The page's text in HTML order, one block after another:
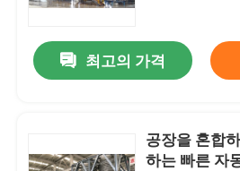
최고의 가격
공장을 혼합
하는 빠른 자